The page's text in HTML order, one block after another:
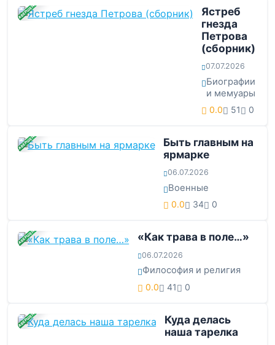
ЗАВЕРШЕНА
Ястреб
гнезда
Петрова
(сборник)
07.07.2026
Биографии
и мемуары
0.0 51 0
ЗАВЕРШЕНА
Быть главным на
ярмарке
06.07.2026
Военные
0.0 34 0
ЗАВЕРШЕНА «Как трава в поле…»
06.07.2026
Философия и религия
0.0 41 0
ЗАВЕРШЕНА
Куда делась
наша тарелка